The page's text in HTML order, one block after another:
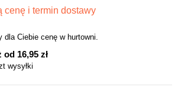
cenę i termin dostawy
Ciebie cenę w hurtowni.
od 16,95 zł
wysyłki